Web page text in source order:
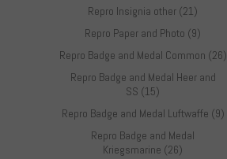
Repro Insignia other (21)
Repro Paper and Photo (9)
Repro Badge and Medal Common (26)
Repro Badge and Medal Heer and
SS (15)
Repro Badge and Medal Luftwaffe (9)
Repro Badge and Medal
Kriegsmarine (26)